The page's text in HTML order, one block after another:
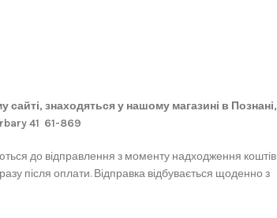
сайті, знаходяться у нашому магазині в Познані,
41 61-869
до відправлення з моменту надходження коштів
після оплати. Відправка відбувається щоденно з